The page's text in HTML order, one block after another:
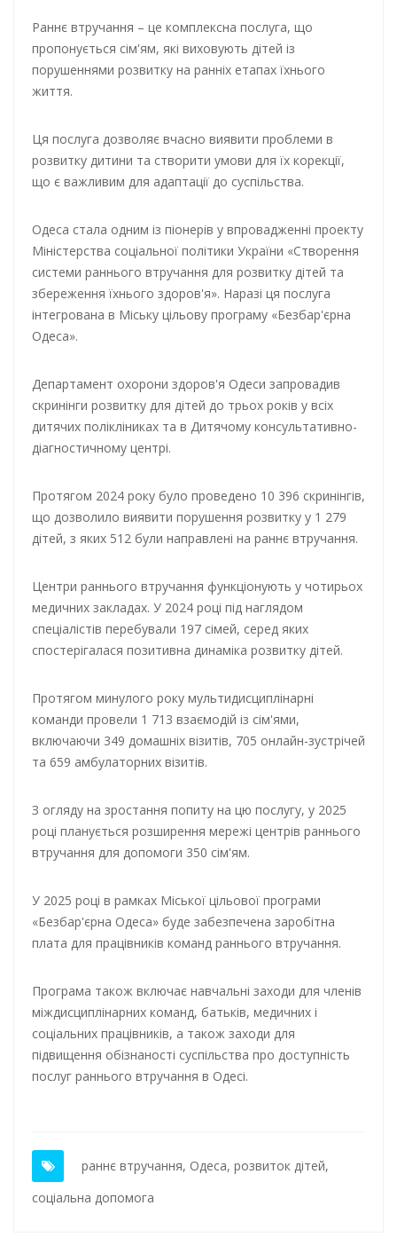
Раннє втручання – це комплексна послуга, що
пропонується сім'ям, які виховують дітей із
порушеннями розвитку на ранніх етапах їхнього
життя.
Ця послуга дозволяє вчасно виявити проблеми в
розвитку дитини та створити умови для їх корекції,
що є важливим для адаптації до суспільства.
Одеса стала одним із піонерів у впровадженні проекту
Міністерства соціальної політики України «Створення
системи раннього втручання для розвитку дітей та
збереження їхнього здоров'я». Наразі ця послуга
інтегрована в Міську цільову програму «Безбар'єрна
Одеса».
Департамент охорони здоров'я Одеси запровадив
скринінги розвитку для дітей до трьох років у всіх
дитячих полікліниках та в Дитячому консультативно-
діагностичному центрі.
Протягом 2024 року було проведено 10 396 скринінгів,
що дозволило виявити порушення розвитку у 1 279
дітей, з яких 512 були направлені на раннє втручання.
Центри раннього втручання функціонують у чотирьох
медичних закладах. У 2024 році під наглядом
спеціалістів перебували 197 сімей, серед яких
спостерігалася позитивна динаміка розвитку дітей.
Протягом минулого року мультидисциплінарні
команди провели 1 713 взаємодій із сім'ями,
включаючи 349 домашніх візитів, 705 онлайн-зустрічей
та 659 амбулаторних візитів.
З огляду на зростання попиту на цю послугу, у 2025
році планується розширення мережі центрів раннього
втручання для допомоги 350 сім'ям.
У 2025 році в рамках Міської цільової програми
«Безбар'єрна Одеса» буде забезпечена заробітна
плата для працівників команд раннього втручання.
Програма також включає навчальні заходи для членів
міждисциплінарних команд, батьків, медичних і
соціальних працівників, а також заходи для
підвищення обізнаності суспільства про доступність
послуг раннього втручання в Одесі.
раннє втручання, Одеса, розвиток дітей,
соціальна допомога